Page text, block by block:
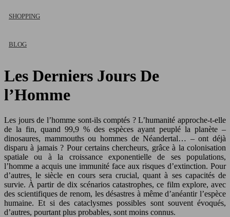
SHOPPING
BLOG
Les Derniers Jours De
l’Homme
Les jours de l’homme sont-ils comptés ? L’humanité approche-t-elle
de la fin, quand 99,9 % des espèces ayant peuplé la planète –
dinosaures, mammouths ou hommes de Néandertal… – ont déjà
disparu à jamais ? Pour certains chercheurs, grâce à la colonisation
spatiale ou à la croissance exponentielle de ses populations,
l’homme a acquis une immunité face aux risques d’extinction. Pour
d’autres, le siècle en cours sera crucial, quant à ses capacités de
survie. À partir de dix scénarios catastrophes, ce film explore, avec
des scientifiques de renom, les désastres à même d’anéantir l’espèce
humaine. Et si des cataclysmes possibles sont souvent évoqués,
d’autres, pourtant plus probables, sont moins connus.